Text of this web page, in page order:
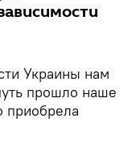
Украины нам
прошло наше
приобрела